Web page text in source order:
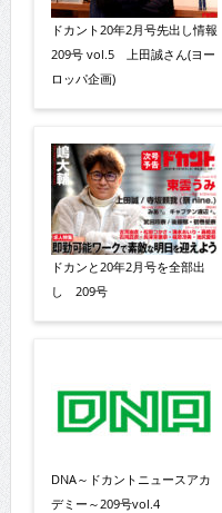
ドカント20年2月号先出し情報
209号 vol.5 上田誠さん(ヨー
ロッパ企画)
ドカンと20年2月号を全部出
し 209号
DNA～ドカントニュースアカ
デミー～209号vol.4